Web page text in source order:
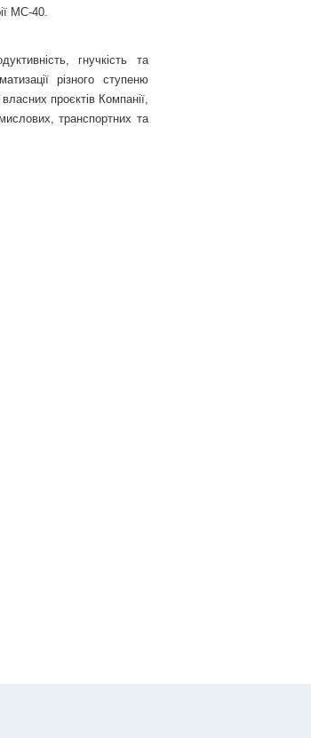
MC-40.
гнучкість та
різного ступеню
проєктів Компанії,
транспортних та